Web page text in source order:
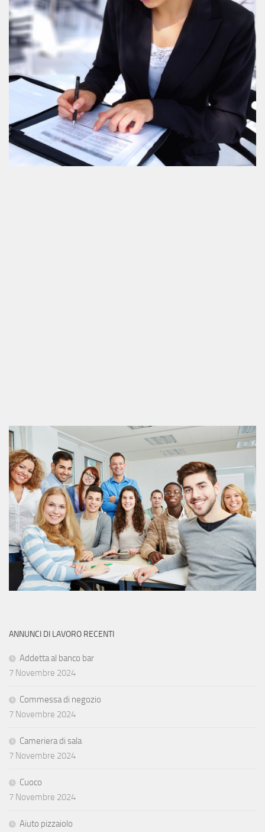
ANNUNCI DI LAVORO RECENTI
Addetta al banco bar
7 Novembre 2024
Commessa di negozio
7 Novembre 2024
Cameriera di sala
7 Novembre 2024
Cuoco
7 Novembre 2024
Aiuto pizzaiolo